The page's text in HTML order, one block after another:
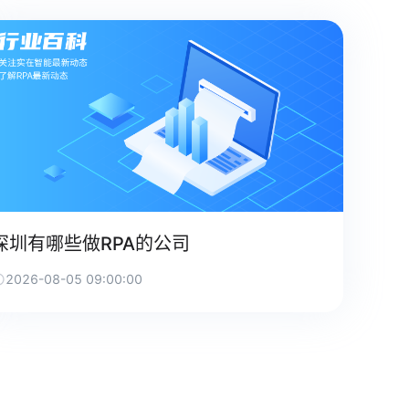
圳有哪些做RPA的公司
2026-08-05 09:00:00